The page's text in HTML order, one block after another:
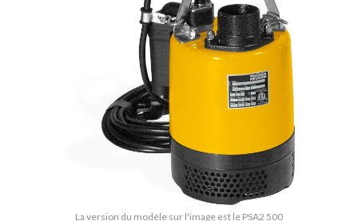
La version du modèle sur l'image est le PSA2 500